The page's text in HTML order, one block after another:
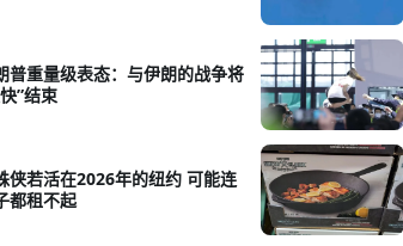
普重量级表态：与伊朗的战争将
”结束
侠若活在2026年的纽约 可能连
都租不起